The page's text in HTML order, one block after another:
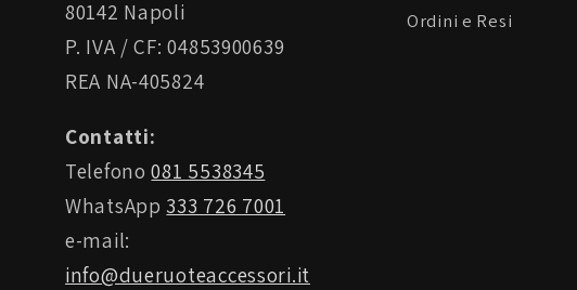
80142 Napoli
P. IVA / CF: 04853900639
REA NA-405824
Contatti:
Telefono081 5538345
WhatsApp 333 726 7001
e-mail:
info@dueruoteaccessori.it
Ordini e Resi